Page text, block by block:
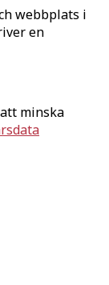
webbplats i
en
minska